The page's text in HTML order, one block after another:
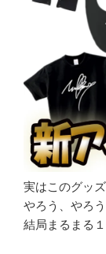
実はこのグッ
やろう、やろ
結局まるまる